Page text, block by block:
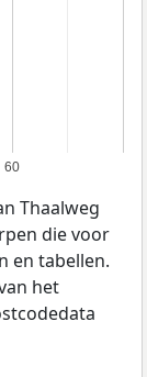
60
Thaalweg
die voor
en tabellen.
het